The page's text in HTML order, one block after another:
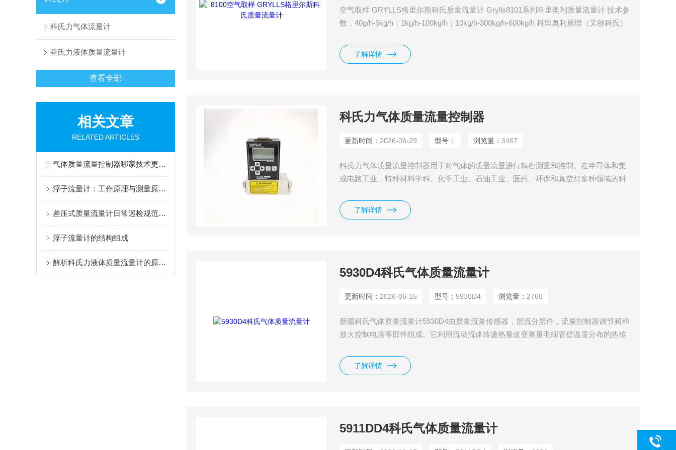
科氏力气体流量计
科氏力液体质量流量计
查看全部
相关文章
RELATED ARTICLES
气体质量流量控制器哪家技术更先进？2026年国内外品牌性能与质量全面对比
浮子流量计：工作原理与测量原理深度解析
差压式质量流量计日常巡检规范、除尘排污与长效维护要点
浮子流量计的结构组成
解析科氏力液体质量流量计的原理及其优点
空气取样 GRYLLS格里尔斯科氏质量流量计 Grylls8101系列科里奥利质量流量计 技术参
数，40g/h-5kg/h；1kg/h-100kg/h；10kg/h-300kg/h-600kg/h 科里奥利原理（又称科氏）
氏质量流量计包含一个 单回路传感器，构成振荡系统的一部分。
了解详情
科氏力气体质量流量控制器
更新时间： 2026-06-29 型号： 浏览量：3467
科氏力气体质量流量控制器用于对气体的质量流量进行精密测量和控制。在半导体和集
成电路工业、特种材料学科、化学工业、石油工业、医药、环保和真空灯多种领域的科
化、等离子刻蚀、溅射、离子注入；以及镀膜设备、光纤熔炼、微反应装置、混气配气
系统、毛细管测量、气相色谱仪及其他分析仪器。
了解详情
5930D4科氏气体质量流量计
更新时间： 2026-06-15 型号： 5930D4 浏览量： 2760
新疆科氏气体质量流量计5930D4由质量流量传感器，层流分层件，流量控制器调节阀和
放大控制电路等部件组成。它利用流动流体传递热量改变测量毛细管壁温度分布的热传
了解详情
5911DD4科氏气体质量流量计